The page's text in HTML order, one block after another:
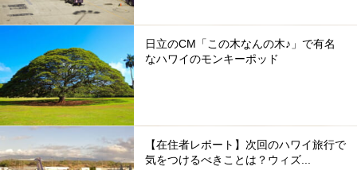
日立のCM「この木なんの木♪」で有名
なハワイのモンキーポッド
【在住者レポート】次回のハワイ旅行で
気をつけるべきことは？ウィズ...